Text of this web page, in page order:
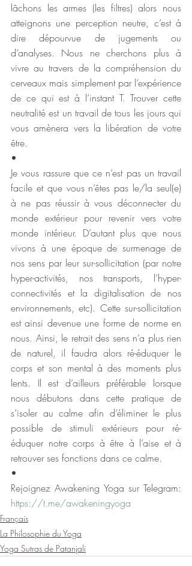
lâchons les armes (les filtres) alors nous
atteignons une perception neutre, c’est à
dire dépourvue de jugements ou
d’analyses. Nous ne cherchons plus à
vivre au travers de la compréhension du
cerveaux mais simplement par l’expérience
de ce qui est à l’instant T. Trouver cette
neutralité est un travail de tous les jours qui
vous amènera vers la libération de votre
être.
•
Je vous rassure que ce n’est pas un travail
facile et que vous n’êtes pas le/la seul(e)
à ne pas réussir à vous déconnecter du
monde extérieur pour revenir vers votre
monde intérieur. D’autant plus que nous
vivons à une époque de surmenage de
nos sens par leur sur-sollicitation (par notre
hyper-activités, nos transports, l’hyper-
connectivités et la digitalisation de nos
environnements, etc). Cette sur-sollicitation
est ainsi devenue une forme de norme en
nous. Ainsi, le retrait des sens n’a plus rien
de naturel, il faudra alors ré-éduquer le
corps et son mental à des moments plus
lents. Il est d’ailleurs préférable lorsque
nous débutons dans cette pratique de
s’isoler au calme afin d’éliminer le plus
possible de stimuli extérieurs pour ré-
éduquer notre corps à être à l’aise et à
retrouver ses fonctions dans ce calme.
•
https://t.me/awakeningyoga
Français
La Philosophie du Yoga
Yoga Sutras de Patanjali